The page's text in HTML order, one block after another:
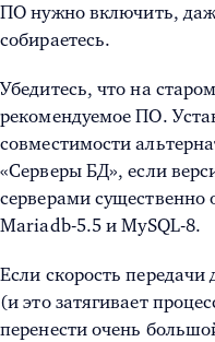
ПО нужно включить,
собираетесь.
Убедитесь, что на
рекомендуемое ПО.
совместимости
«Серверы БД», если
серверами
Mariadb-5.5 и MySQL-8.
Если скорость
(и это затягивает
перенести очень